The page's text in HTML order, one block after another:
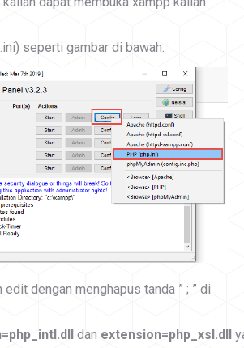
seperti gambar di bawah.
dengan menghapus tanda ” ; ” di
dan extension=php_xsl.dll